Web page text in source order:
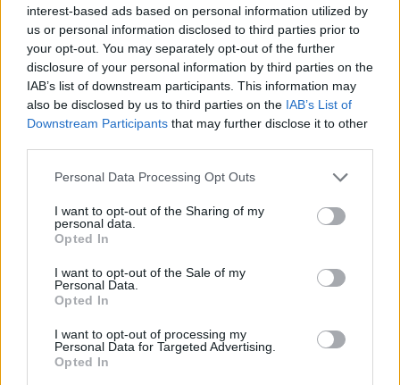
interest-based ads based on personal information utilized by
us or personal information disclosed to third parties prior to
your opt-out. You may separately opt-out of the further
disclosure of your personal information by third parties on the
IAB’s list of downstream participants. This information may
also be disclosed by us to third parties on the IAB’s List of
Downstream Participants that may further disclose it to other
Please note that this website/app uses one or more Google
not limited to your visit or usage behaviour. You may click to
grant or deny consent to Google and its third-party tags to
use your data for below specified purposes in below Google
consent section.
Personal Data Processing Opt Outs
I want to opt-out of the Sharing of my
personal data.
Opted In
I want to opt-out of the Sale of my
Personal Data.
Opted In
I want to opt-out of processing my
Personal Data for Targeted Advertising.
Opted In
Beatriz Galindo en 2026
CIENCIA Y TECNOLOGÍA